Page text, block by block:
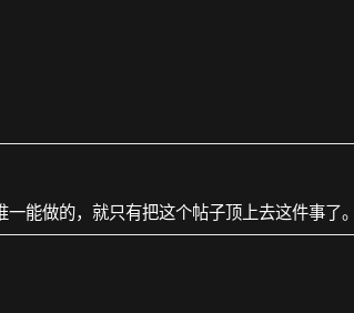
能做的，就只有把这个帖子顶上去这件事了。